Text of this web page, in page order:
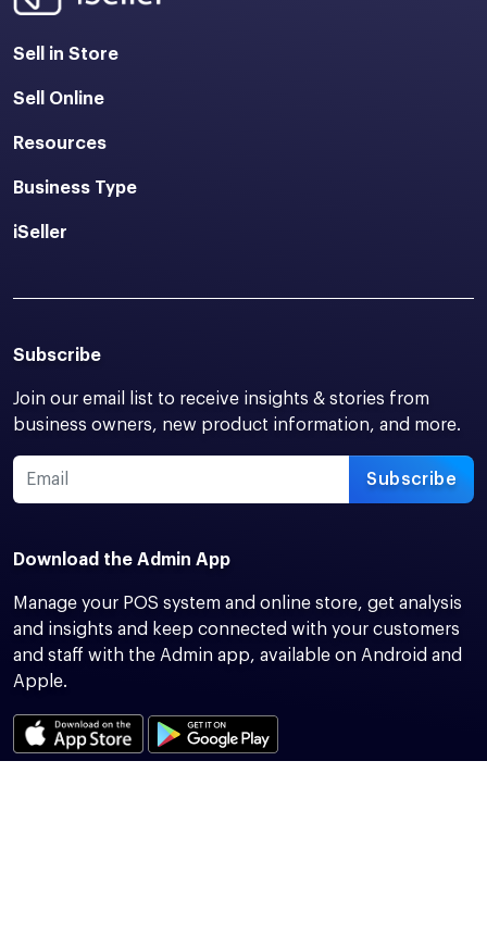
Sell in Store
Sell Online
Resources
Business Type
iSeller
Subscribe
Join our email list to receive insights & stories from
business owners, new product information, and more.
Subscribe
Download the Admin App
Manage your POS system and online store, get analysis
and insights and keep connected with your customers
and staff with the Admin app, available on Android and
Apple.